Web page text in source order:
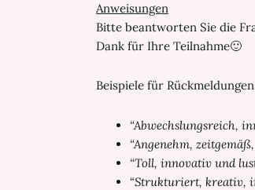
Anweisungen
Bitte beantworten Sie die
Dank für Ihre Teilnahme🙂
Beispiele für
“Abwechslungsreich,
“Angenehm,
“Toll, innovativ und
“Strukturiert, kreativ,